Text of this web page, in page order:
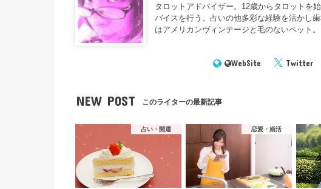
タロットアドバイザー。12歳からタロットを
バイスを行う。占いの他多彩な経験を活かし
はアメリカンヴィンテージと毛のないペット。
WebSite Twitter
NEW POST このライターの最新記事
占い・開運 恋愛・婚活